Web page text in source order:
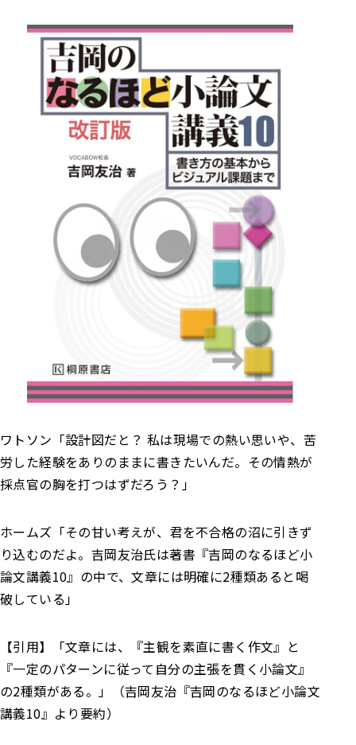
ワトソン 「設計図だと？ 私は現場での熱い思いや、苦
労した経験をありのままに書きたいんだ。その情熱が
採点官の胸を打つはずだろう？」
ホームズ 「その甘い考えが、君を不合格の沼に引きず
り込むのだよ。 吉岡友治氏は著書『吉岡のなるほど小
論文講義10』の中で、文章には明確に2種類あると喝
破している」
【引用】
「文章には、『主観を素直に書く作文』と
『一定のパターンに従って自分の主張を貫く小論文』
の2種類がある。」（吉岡友治『吉岡のなるほど小論文
講義10』より要約）